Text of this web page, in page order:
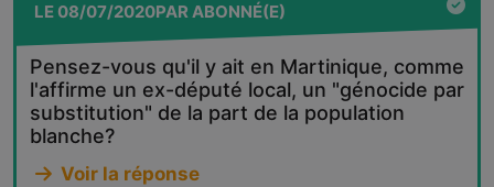
LE08/07/2020PARABONNÉ(E)
Pensez-vous qu'il y ait en Martinique, comme
l'affirme un ex-député local, un "génocide par
substitution" de la part de la population
blanche?
Voir la réponse